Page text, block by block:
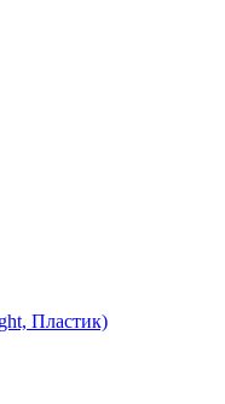
Пластик)